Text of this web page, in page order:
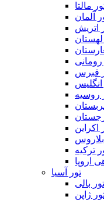
مالتا
آلمان
اتریش
لهستان
رومانی
قبرس
انگلیس
روسیه
اکراین
ترکیه
اروپا
تور آسیا
تور بالی
ژاپن